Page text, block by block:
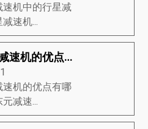
速机中的行星减
速机...
台湾东元减速机的优点有哪些？
速机的优点有哪
减速...